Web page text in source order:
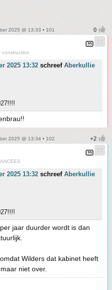
2025 @ 13:33 • 101
construction
2025 13:32 schreef Aberkullie
2025 @ 13:34 • 102
2025 13:32 schreef Aberkullie
jaar duurder wordt is dan
Wilders dat kabinet heeft
niet over.